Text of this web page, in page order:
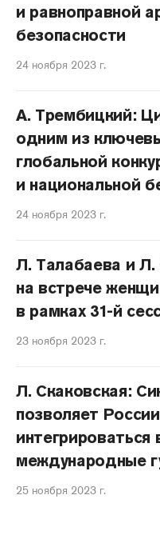
и равноправной
безопасности
24 ноября 2023 г.
А. Трембицкий:
одним из
глобальной
и национальной
24 ноября 2023 г.
Л. Талабаева и Л.
на встрече
в рамках 31-й
23 ноября 2023 г.
Л. Скаковская:
позволяет
международные
25 ноября 2023 г.